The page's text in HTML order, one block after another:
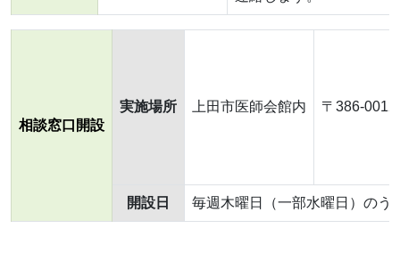
相談窓口開設
実施場所 上田市医師会館内 〒386-
開設日 毎週木曜日（一部水曜日）の